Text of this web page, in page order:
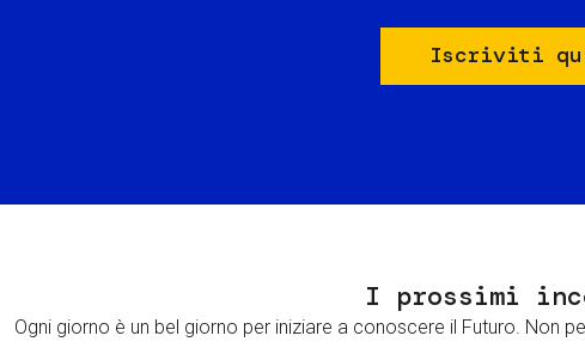
Iscriviti
I prossimi
Ogni giorno è un bel giorno per iniziare a conoscere il Futuro. Non